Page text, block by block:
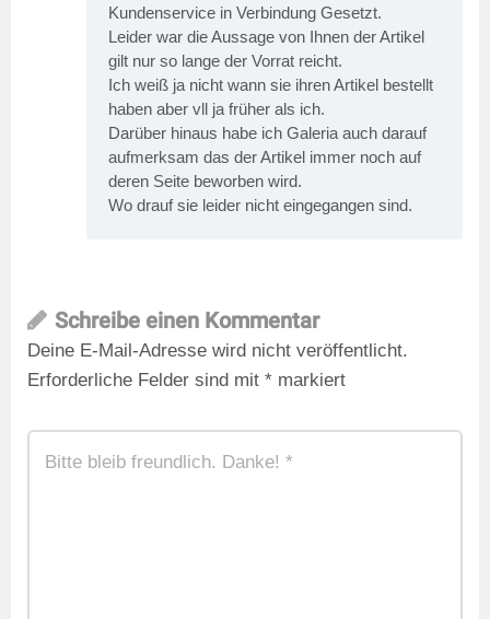
Kundenservice in Verbindung Gesetzt.
Leider war die Aussage von Ihnen der Artikel
gilt nur so lange der Vorrat reicht.
Ich weiß ja nicht wann sie ihren Artikel bestellt
haben aber vll ja früher als ich.
Darüber hinaus habe ich Galeria auch darauf
aufmerksam das der Artikel immer noch auf
deren Seite beworben wird.
Wo drauf sie leider nicht eingegangen sind.
Schreibe einen Kommentar
Deine E-Mail-Adresse wird nicht veröffentlicht.
Erforderliche Felder sind mit * markiert